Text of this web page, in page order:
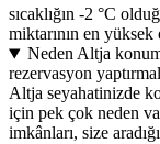
sıcaklığın -2 °C
miktarının en yüksek
Neden Altja
rezervasyon
Altja seyahatinizde
için pek çok neden
imkânları, size